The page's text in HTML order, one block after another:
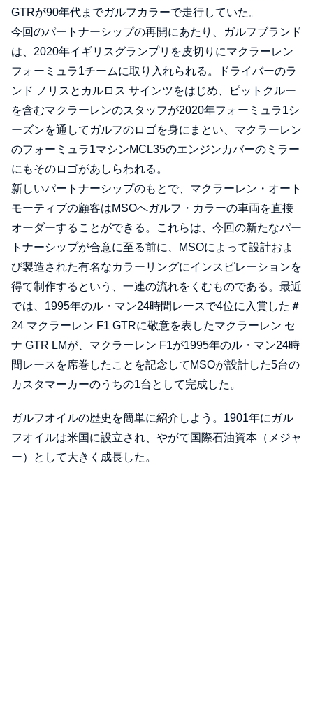
GTRが90年代までガルフカラーで走行していた。
今回のパートナーシップの再開にあたり、ガルフブランド
は、2020年イギリスグランプリを皮切りにマクラーレン
フォーミュラ1チームに取り入れられる。ドライバーのラ
ンド ノリスとカルロス サインツをはじめ、ピットクルー
を含むマクラーレンのスタッフが2020年フォーミュラ1シ
ーズンを通してガルフのロゴを身にまとい、マクラーレン
のフォーミュラ1マシンMCL35のエンジンカバーのミラー
にもそのロゴがあしらわれる。
新しいパートナーシップのもとで、マクラーレン・オート
モーティブの顧客はMSOへガルフ・カラーの車両を直接
オーダーすることができる。これらは、今回の新たなパー
トナーシップが合意に至る前に、MSOによって設計およ
び製造された有名なカラーリングにインスピレーションを
得て制作するという、一連の流れをくむものである。最近
では、1995年のル・マン24時間レースで4位に入賞した＃
24 マクラーレン F1 GTRに敬意を表したマクラーレン セ
ナ GTR LMが、マクラーレン F1が1995年のル・マン24時
間レースを席巻したことを記念してMSOが設計した5台の
カスタマーカーのうちの1台として完成した。
ガルフオイルの歴史を簡単に紹介しよう。1901年にガル
フオイルは米国に設立され、やがて国際石油資本（メジャ
ー）として大きく成長した。